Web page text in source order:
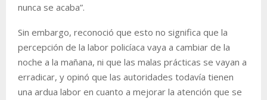
nunca se acaba”.
Sin embargo, reconoció que esto no significa que la
percepción de la labor policíaca vaya a cambiar de la
noche a la mañana, ni que las malas prácticas se vayan a
erradicar, y opinó que las autoridades todavía tienen
una ardua labor en cuanto a mejorar la atención que se